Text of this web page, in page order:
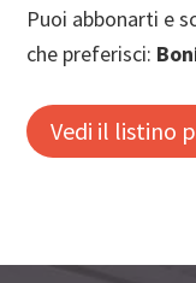
Puoi abbonarti e
che preferisci:
Vedi il listino